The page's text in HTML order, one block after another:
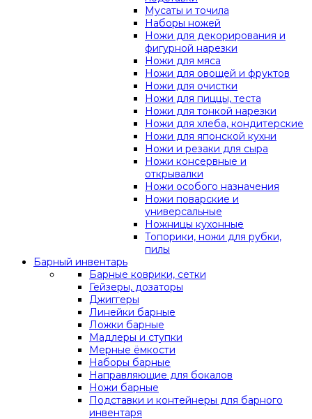
Мусаты и точила
Наборы ножей
Ножи для декорирования и
фигурной нарезки
Ножи для мяса
Ножи для овощей и фруктов
Ножи для очистки
Ножи для пиццы, теста
Ножи для тонкой нарезки
Ножи для хлеба, кондитерские
Ножи для японской кухни
Ножи и резаки для сыра
Ножи консервные и
открывалки
Ножи особого назначения
Ножи поварские и
универсальные
Ножницы кухонные
Топорики, ножи для рубки,
пилы
Барный инвентарь
Барные коврики, сетки
Гейзеры, дозаторы
Джиггеры
Линейки барные
Ложки барные
Мадлеры и ступки
Мерные ёмкости
Наборы барные
Направляющие для бокалов
Ножи барные
Подставки и контейнеры для барного
инвентаря